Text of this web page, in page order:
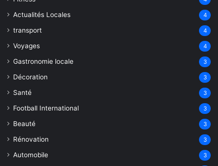
Actualités Locales 4
transport 4
Voyages 4
Gastronomie locale 3
Décoration 3
Santé 3
Football International 3
Beauté 3
Rénovation 3
Automobile 3